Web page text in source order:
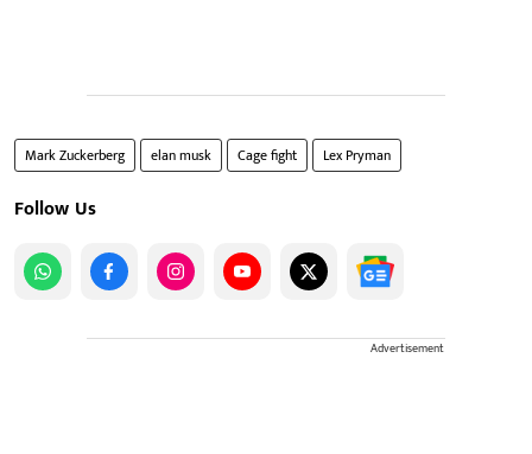
Mark Zuckerberg elan musk Cage fight Lex Pryman
Follow Us
Advertisement